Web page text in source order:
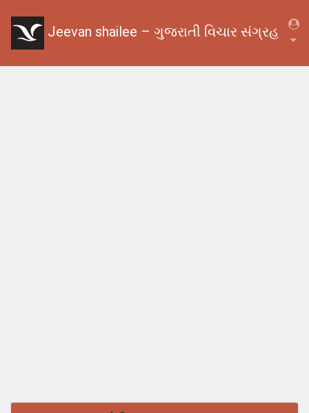
Jeevan shailee – ગુજરાતી વિચાર સંગ્રહ